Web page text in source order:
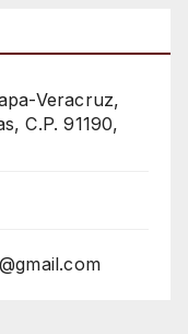
Veracruz,
C.P. 91190,